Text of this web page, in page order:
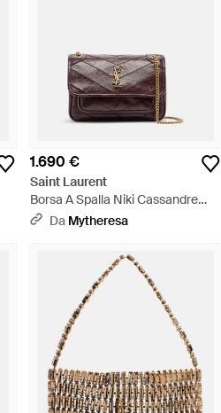
1.690 €
Saint Laurent
Borsa A Spalla Niki Cassandre
Mini - Rosso
Da Mytheresa